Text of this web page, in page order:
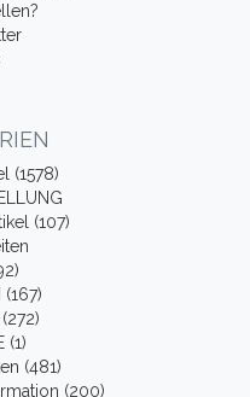
(1578)
(107)
(167)
(1)
(481)
(200)